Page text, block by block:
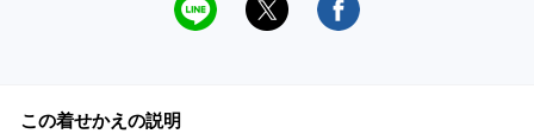
この着せかえの説明